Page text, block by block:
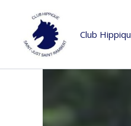
contenu
Club